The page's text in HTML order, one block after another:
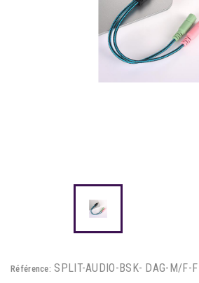
Référence: SPLIT-AUDIO-BSK- DAG-M/F-F